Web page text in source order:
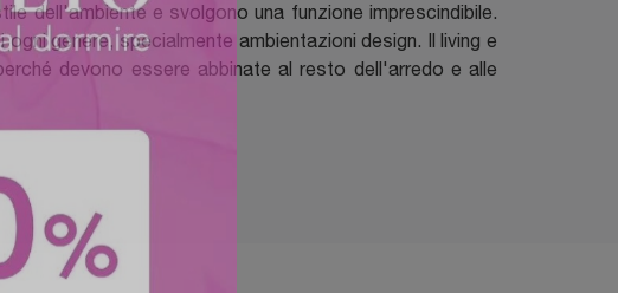
dell'ambiente e svolgono una funzione imprescindibile.
genere, specialmente ambientazioni design. Il living e
devono essere abbinate al resto dell'arredo e alle